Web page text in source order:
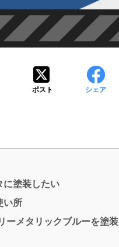
ポスト シェア
に塗装したい
い所
ーメタリックブルーを塗装